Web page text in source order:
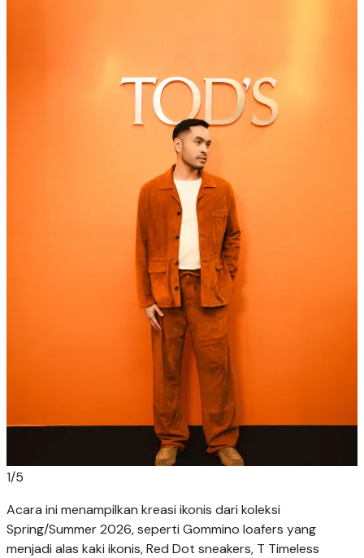
1/5
Acara ini menampilkan kreasi ikonis dari koleksi
Spring/Summer 2026, seperti Gommino loafers yang
menjadi alas kaki ikonis, Red Dot sneakers, T Timeless